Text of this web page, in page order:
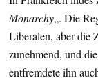
Monarchy„. Die
Liberalen, aber die
zunehmend, und
entfremdete ihn